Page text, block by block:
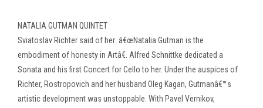
NATALIA GUTMAN QUINTET
Sviatoslav Richter said of her: â€œNatalia Gutman is the
embodiment of honesty in Artâ€. Alfred Schnittke dedicated a
Sonata and his first Concert for Cello to her. Under the auspices of
Richter, Rostropovich and her husband Oleg Kagan, Gutmanâ€™s
artistic development was unstoppable. With Pavel Vernikov,